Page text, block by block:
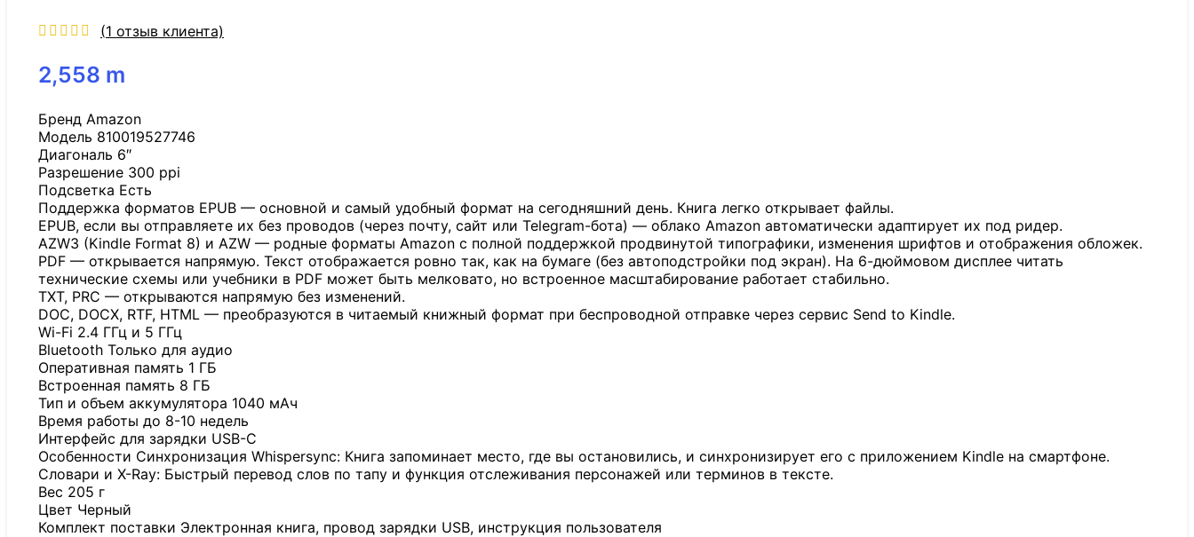
(1 отзыв клиента)
2,558 m
Бренд Amazon
Модель 810019527746
Диагональ 6″
Разрешение 300 ppi
Подсветка Есть
Поддержка форматов EPUB — основной и самый удобный формат на сегодняшний день. Книга легко открывает файлы.
EPUB, если вы отправляете их без проводов (через почту, сайт или Telegram-бота) — облако Amazon автоматически адаптирует их под ридер.
AZW3 (Kindle Format 8) и AZW — родные форматы Amazon с полной поддержкой продвинутой типографики, изменения шрифтов и отображения обложек.
PDF — открывается напрямую. Текст отображается ровно так, как на бумаге (без автоподстройки под экран). На 6-дюймовом дисплее читать
технические схемы или учебники в PDF может быть мелковато, но встроенное масштабирование работает стабильно.
TXT, PRC — открываются напрямую без изменений.
DOC, DOCX, RTF, HTML — преобразуются в читаемый книжный формат при беспроводной отправке через сервис Send to Kindle.
Wi-Fi 2.4 ГГц и 5 ГГц
Bluetooth Только для аудио
Оперативная память 1 ГБ
Встроенная память 8 ГБ
Тип и объем аккумулятора 1040 мАч
Время работы до 8-10 недель
Интерфейс для зарядки USB-C
Особенности Синхронизация Whispersync: Книга запоминает место, где вы остановились, и синхронизирует его с приложением Kindle на смартфоне.
Словари и X-Ray: Быстрый перевод слов по тапу и функция отслеживания персонажей или терминов в тексте.
Вес 205 г
Цвет Черный
Комплект поставки Электронная книга, провод зарядки USB, инструкция пользователя